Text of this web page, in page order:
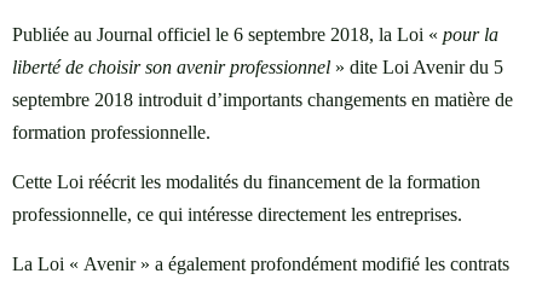
Publiée au Journal officiel le 6 septembre 2018, la Loi « pour la
liberté de choisir son avenir professionnel » dite Loi Avenir du 5
septembre 2018 introduit d’importants changements en matière de
formation professionnelle.
Cette Loi réécrit les modalités du financement de la formation
professionnelle, ce qui intéresse directement les entreprises.
La Loi « Avenir » a également profondément modifié les contrats